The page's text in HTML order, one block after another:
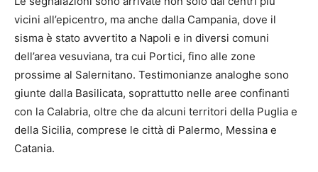
vicini all’epicentro, ma anche dalla Campania, dove il
sisma è stato avvertito a Napoli e in diversi comuni
dell’area vesuviana, tra cui Portici, fino alle zone
prossime al Salernitano. Testimonianze analoghe sono
giunte dalla Basilicata, soprattutto nelle aree confinanti
con la Calabria, oltre che da alcuni territori della Puglia e
della Sicilia, comprese le città di Palermo, Messina e
Catania.